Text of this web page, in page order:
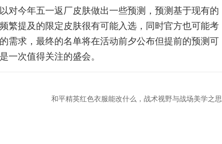
对今年五一返厂皮肤做出一些预测，预测基于现有的
繁提及的限定皮肤很有可能入选，同时官方也可能考
需求，最终的名单将在活动前夕公布但提前的预测可
一次值得关注的盛会。
和平精英红色衣服能改什么，战术视野与战场美学之思